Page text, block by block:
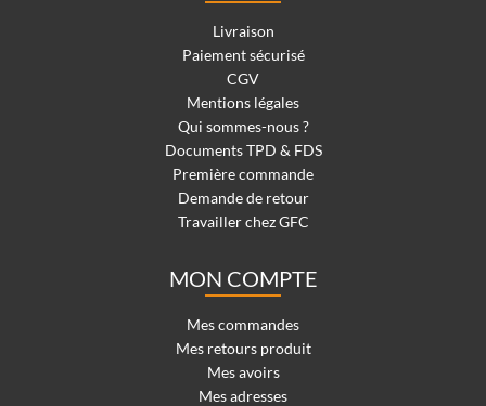
Livraison
Paiement sécurisé
CGV
Mentions légales
Qui sommes-nous ?
Documents TPD & FDS
Première commande
Demande de retour
Travailler chez GFC
MON COMPTE
Mes commandes
Mes retours produit
Mes avoirs
Mes adresses